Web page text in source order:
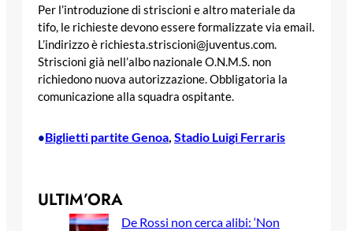
Per l’introduzione di striscioni e altro materiale da
tifo, le richieste devono essere formalizzate via email.
L’indirizzo è richiesta.striscioni@juventus.com.
Striscioni già nell’albo nazionale O.N.M.S. non
richiedono nuova autorizzazione. Obbligatoria la
comunicazione alla squadra ospitante.
•Biglietti partite Genoa, Stadio Luigi Ferraris
ULTIM’ORA
De Rossi non cerca alibi: ‘Non